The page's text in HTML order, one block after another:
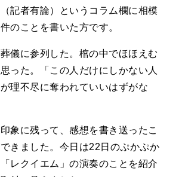
ぷかぷか日記
採用情報
記者有論）というコラム欄に相模
のことを書いた方です。
葬儀に参列した。棺の中でほほえむ
った。「この人だけにしかない人
理不尽に奪われていいはずがな
象に残って、感想を書き送ったこ
きました。今日は22日のぷかぷか
レクイエム」の演奏のことを紹介